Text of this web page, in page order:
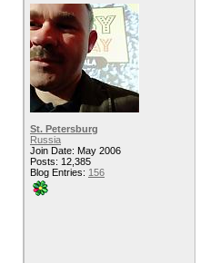
St. Petersburg
Russia
Join Date: May 2006
Posts: 12,385
Blog Entries: 156